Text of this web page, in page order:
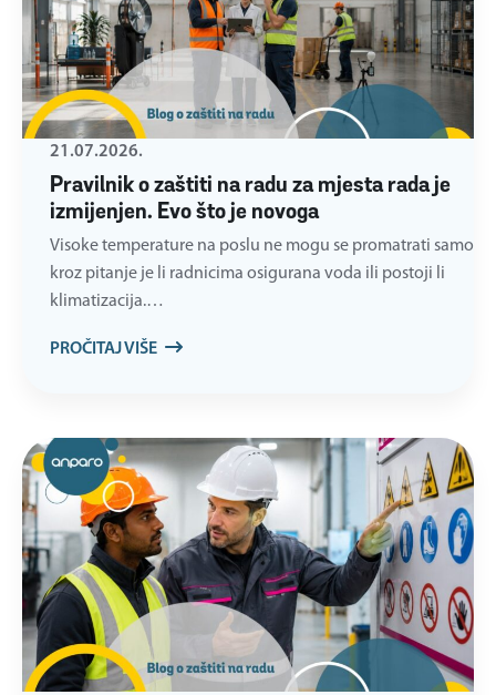
Pravilnik o zaštiti na radu za mjesta rada je
izmijenjen. Evo što je novoga
21.07.2026.
Visoke temperature na poslu ne mogu se promatrati samo
kroz pitanje je li radnicima osigurana voda ili postoji li
klimatizacija.…
PROČITAJ VIŠE